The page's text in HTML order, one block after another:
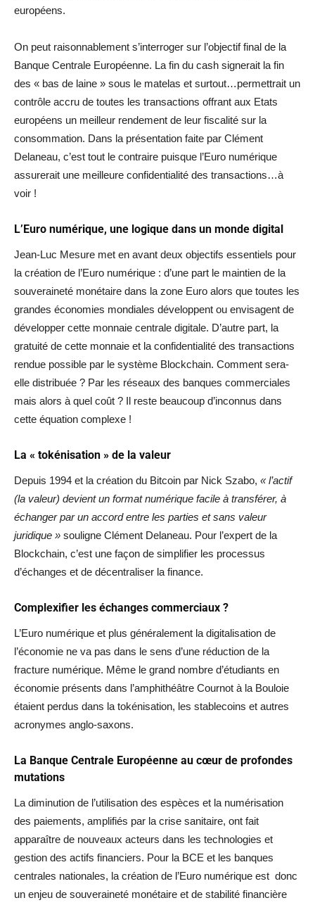
européens.
On peut raisonnablement s’interroger sur l’objectif final de la
Banque Centrale Européenne. La fin du cash signerait la fin
des « bas de laine » sous le matelas et surtout…permettrait un
contrôle accru de toutes les transactions offrant aux Etats
européens un meilleur rendement de leur fiscalité sur la
consommation. Dans la présentation faite par Clément
Delaneau, c’est tout le contraire puisque l’Euro numérique
assurerait une meilleure confidentialité des transactions…à
voir !
L’Euro numérique, une logique dans un monde digital
Jean-Luc Mesure met en avant deux objectifs essentiels pour
la création de l’Euro numérique : d’une part le maintien de la
souveraineté monétaire dans la zone Euro alors que toutes les
grandes économies mondiales développent ou envisagent de
développer cette monnaie centrale digitale. D’autre part, la
gratuité de cette monnaie et la confidentialité des transactions
rendue possible par le système Blockchain. Comment sera-
elle distribuée ? Par les réseaux des banques commerciales
mais alors à quel coût ? Il reste beaucoup d’inconnus dans
cette équation complexe !
La « tokénisation » de la valeur
Depuis 1994 et la création du Bitcoin par Nick Szabo, « l’actif
(la valeur) devient un format numérique facile à transférer, à
échanger par un accord entre les parties et sans valeur
juridique » souligne Clément Delaneau. Pour l’expert de la
Blockchain, c’est une façon de simplifier les processus
d’échanges et de décentraliser la finance.
Complexifier les échanges commerciaux ?
L’Euro numérique et plus généralement la digitalisation de
l’économie ne va pas dans le sens d’une réduction de la
fracture numérique. Même le grand nombre d’étudiants en
économie présents dans l’amphithéâtre Cournot à la Bouloie
étaient perdus dans la tokénisation, les stablecoins et autres
acronymes anglo-saxons.
La Banque Centrale Européenne au cœur de profondes
mutations
La diminution de l’utilisation des espèces et la numérisation
des paiements, amplifiés par la crise sanitaire, ont fait
apparaître de nouveaux acteurs dans les technologies et
gestion des actifs financiers. Pour la BCE et les banques
centrales nationales, la création de l’Euro numérique est donc
un enjeu de souveraineté monétaire et de stabilité financière